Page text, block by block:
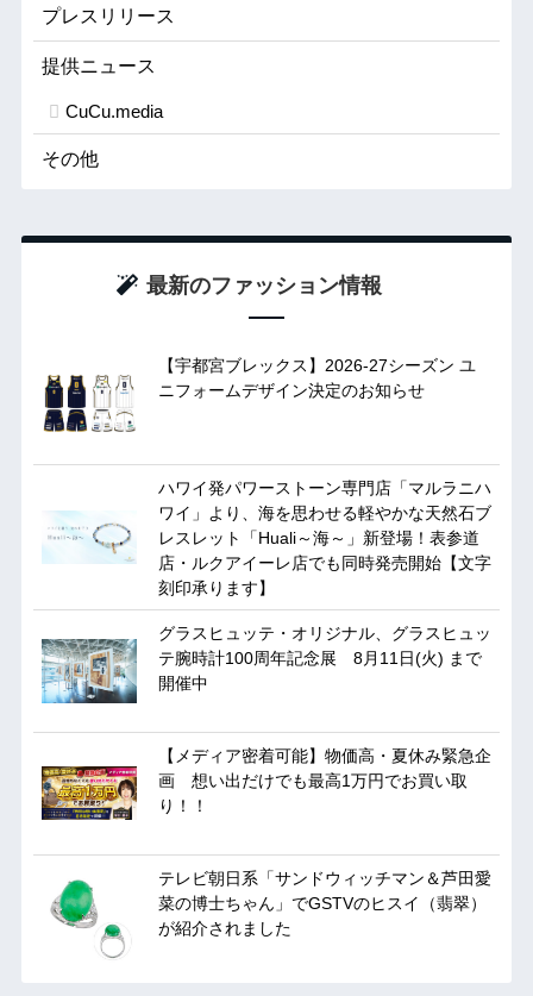
プレスリリース
提供ニュース
CuCu.media
その他
最新のファッション情報
【宇都宮ブレックス】2026-27シーズン ユ
ニフォームデザイン決定のお知らせ
ハワイ発パワーストーン専門店「マルラニハ
ワイ」より、海を思わせる軽やかな天然石ブ
レスレット「Huali～海～」新登場！表参道
店・ルクアイーレ店でも同時発売開始【文字
刻印承ります】
グラスヒュッテ・オリジナル、グラスヒュッ
テ腕時計100周年記念展 8月11日(火) まで
開催中
【メディア密着可能】物価高・夏休み緊急企
画 想い出だけでも最高1万円でお買い取
り！！
テレビ朝日系「サンドウィッチマン＆芦田愛
菜の博士ちゃん」でGSTVのヒスイ（翡翠）
が紹介されました